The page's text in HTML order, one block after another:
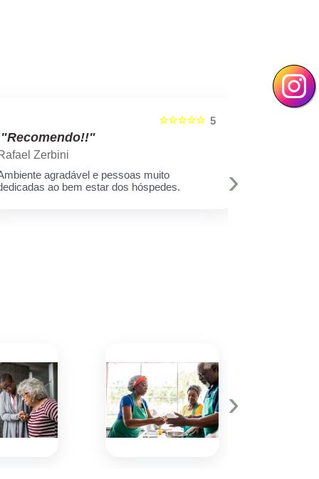
5
☆☆☆☆☆
"Recomendo!!"
Zerbini
agradável e pessoas muito
ao bem estar dos hóspedes.
›
›